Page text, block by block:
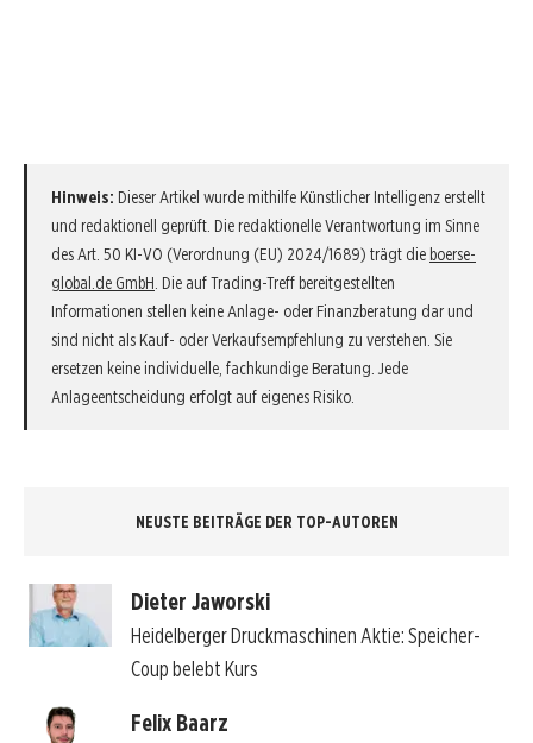
Hinweis: Dieser Artikel wurde mithilfe Künstlicher Intelligenz erstellt
und redaktionell geprüft. Die redaktionelle Verantwortung im Sinne
des Art. 50 KI-VO (Verordnung (EU) 2024/1689) trägt die boerse-
global.de GmbH . Die auf Trading-Treff bereitgestellten
Informationen stellen keine Anlage- oder Finanzberatung dar und
sind nicht als Kauf- oder Verkaufsempfehlung zu verstehen. Sie
ersetzen keine individuelle, fachkundige Beratung. Jede
Anlageentscheidung erfolgt auf eigenes Risiko.
NEUSTE BEITRÄGE DER TOP-AUTOREN
Dieter Jaworski
Heidelberger Druckmaschinen Aktie: Speicher-
Coup belebt Kurs
Felix Baarz